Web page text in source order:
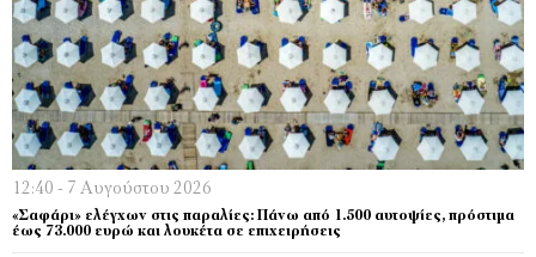
12:40 - 7 Αυγούστου 2026
«Σαφάρι» ελέγχων στις παραλίες: Πάνω από 1.500 αυτοψίες, πρόστιμα
έως 73.000 ευρώ και λουκέτα σε επιχειρήσεις